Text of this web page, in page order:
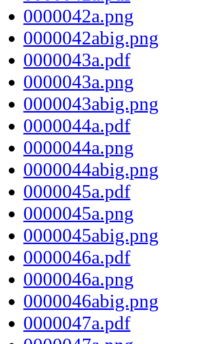
0000042a.png
0000042abig.png
0000043a.pdf
0000043a.png
0000043abig.png
0000044a.pdf
0000044a.png
0000044abig.png
0000045a.pdf
0000045a.png
0000045abig.png
0000046a.pdf
0000046a.png
0000046abig.png
0000047a.pdf